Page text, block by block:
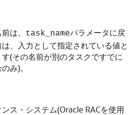
は、
task_nameパラメータに戻
、入力として指定されている値と
(その名前が別のタスクですでに
み)。
ス・システム(Oracle RACを使用